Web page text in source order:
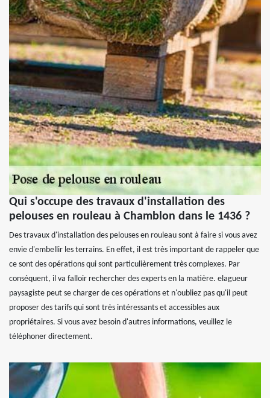
Qui s'occupe des travaux d'installation des
pelouses en rouleau à Chamblon dans le 1436 ?
Des travaux d'installation des pelouses en rouleau sont à faire si vous avez
envie d'embellir les terrains. En effet, il est très important de rappeler que
ce sont des opérations qui sont particulièrement très complexes. Par
conséquent, il va falloir rechercher des experts en la matière. elagueur
paysagiste peut se charger de ces opérations et n'oubliez pas qu'il peut
proposer des tarifs qui sont très intéressants et accessibles aux
propriétaires. Si vous avez besoin d'autres informations, veuillez le
téléphoner directement.